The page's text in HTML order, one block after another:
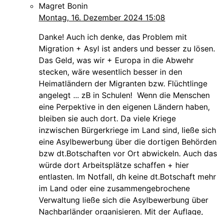
Magret Bonin
Montag, 16. Dezember 2024 15:08
Danke! Auch ich denke, das Problem mit
Migration + Asyl ist anders und besser zu lösen.
Das Geld, was wir + Europa in die Abwehr
stecken, wäre wesentlich besser in den
Heimatländern der Migranten bzw. Flüchtlinge
angelegt ... zB in Schulen! Wenn die Menschen
eine Perpektive in den eigenen Ländern haben,
bleiben sie auch dort. Da viele Kriege
inzwischen Bürgerkriege im Land sind, ließe sich
eine Asylbewerbung über die dortigen Behörden
bzw dt.Botschaften vor Ort abwickeln. Auch das
würde dort Arbeitsplätze schaffen + hier
entlasten. Im Notfall, dh keine dt.Botschaft mehr
im Land oder eine zusammengebrochene
Verwaltung ließe sich die Asylbewerbung über
Nachbarländer organisieren. Mit der Auflage,